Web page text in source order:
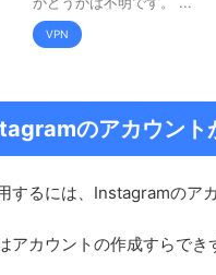
VPN
のアカウント
するには、Instagramのア
アカウントの作成すらでき